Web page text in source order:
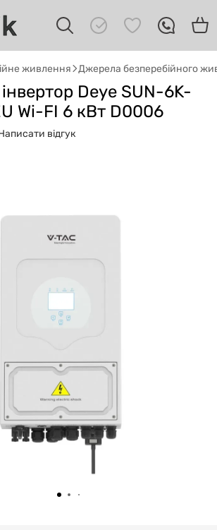
живлення Джерела безперебійного
Deye SUN-6K-
Wi-FI 6 кВт D0006
відгук
техніки
вживану комп'ютерну техніку.